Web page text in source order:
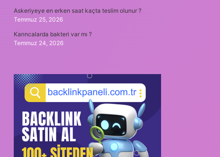
Askeriyeye en erken saat kaçta teslim olunur ?
Temmuz 25, 2026
Karıncalarda bakteri var mı ?
Temmuz 24, 2026